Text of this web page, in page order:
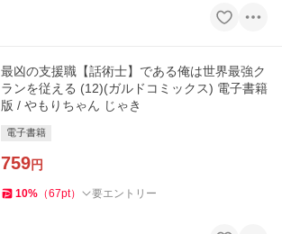
最凶の支援職【話術士】である俺は世界最強ク
ランを従える (12)(ガルドコミックス) 電子書籍
版 / やもりちゃん じゃき
電子書籍
759円
10% （67pt） 要エントリー